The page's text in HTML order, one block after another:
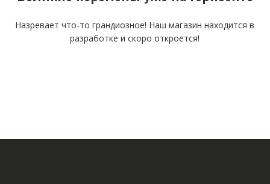
Назревает что-то грандиозное! Наш магазин находится в
разработке и скоро откроется!